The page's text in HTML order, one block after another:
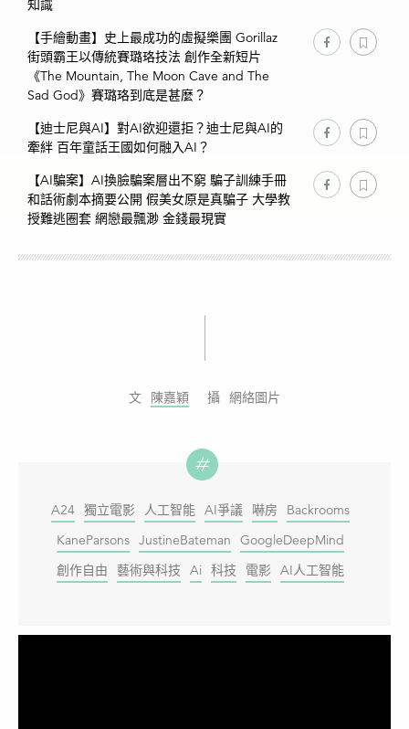
知識
【手繪動畫】史上最成功的虛擬樂團 Gorillaz
街頭霸王以傳統賽璐珞技法 創作全新短片
《The Mountain, The Moon Cave and The
Sad God》賽璐珞到底是甚麼？
【迪士尼與AI】對AI欲迎還拒？迪士尼與AI的
牽絆 百年童話王國如何融入AI？
【AI騙案】AI換臉騙案層出不窮 騙子訓練手冊
和話術劇本摘要公開 假美女原是真騙子 大學教
授難逃圈套 網戀最飄渺 金錢最現實
陳嘉穎 網絡圖片
A24 獨立電影 人工智能 AI爭議 嚇房
Backrooms
KaneParsons JustineBateman
GoogleDeepMind
創作自由
藝術與科技 Ai 科技 電影 AI人工智能